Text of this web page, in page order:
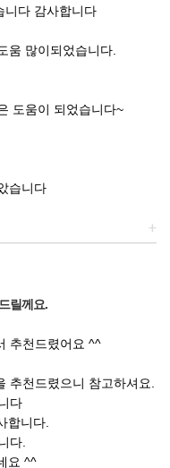
니다 감사합니다
움 많이되었습니다.
도움이 되었습니다~
습니다
+
릴께요.
추천드렸어요 ^^
추천드렸으니 참고하셔요.
다
합니다.
다.
요 ^^